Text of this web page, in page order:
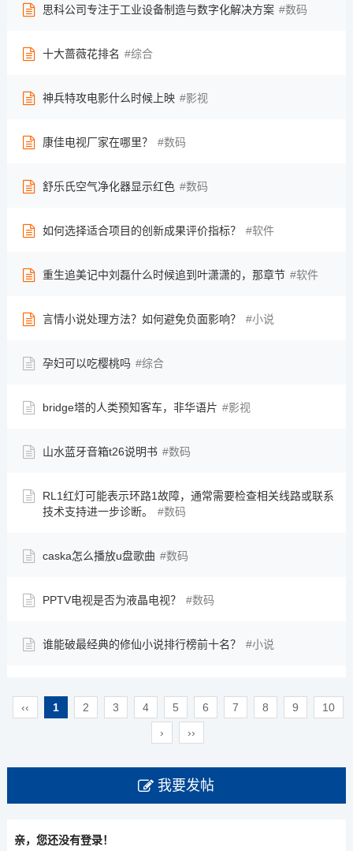
思科公司专注于工业设备制造与数字化解决方案 数码
十大蔷薇花排名 综合
神兵特攻电影什么时候上映 影视
康佳电视厂家在哪里？ 数码
舒乐氏空气净化器显示红色 数码
如何选择适合项目的创新成果评价指标？ 软件
重生追美记中刘磊什么时候追到叶潇潇的，那章节 软件
言情小说处理方法？如何避免负面影响？ 小说
孕妇可以吃樱桃吗 综合
bridge塔的人类预知客车，非华语片 影视
山水蓝牙音箱t26说明书 数码
RL1红灯可能表示环路1故障，通常需要检查相关线路或联系
技术支持进一步诊断。
数码
caska怎么播放u盘歌曲 数码
PPTV电视是否为液晶电视？ 数码
谁能破最经典的修仙小说排行榜前十名？ 小说
‹‹ 1 2 3 4 5 6 7 8 9
10
›
››
我要发帖
亲，您还没有登录！